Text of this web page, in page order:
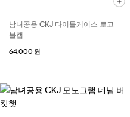
남녀공용 CKJ 타이틀케이스 로고
볼캡
64,000 원